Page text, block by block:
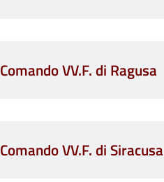
Comando VV.F. di Ragusa
Comando VV.F. di Siracusa